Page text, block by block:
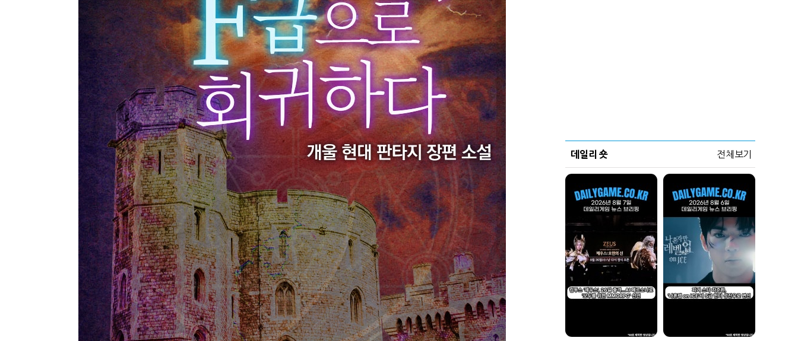
데일리 숏 전체보기